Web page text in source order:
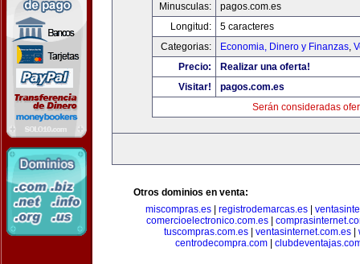
Minusculas:
pagos.com.es
Longitud:
5 caracteres
Categorias:
Economia, Dinero y Finanzas,
Precio:
Realizar una oferta!
Visitar!
pagos.com.es
Serán consideradas
Otros dominios en venta:
miscompras.es
registrodemarcas.es
comercioelectronico.com.es
tuscompras.com.es| ventasinternet.com.es|
centrodecompra.com